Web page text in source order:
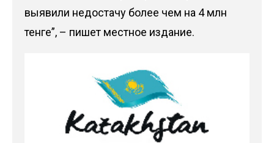
выявили недостачу более чем на 4 млн
тенге”, – пишет местное издание.